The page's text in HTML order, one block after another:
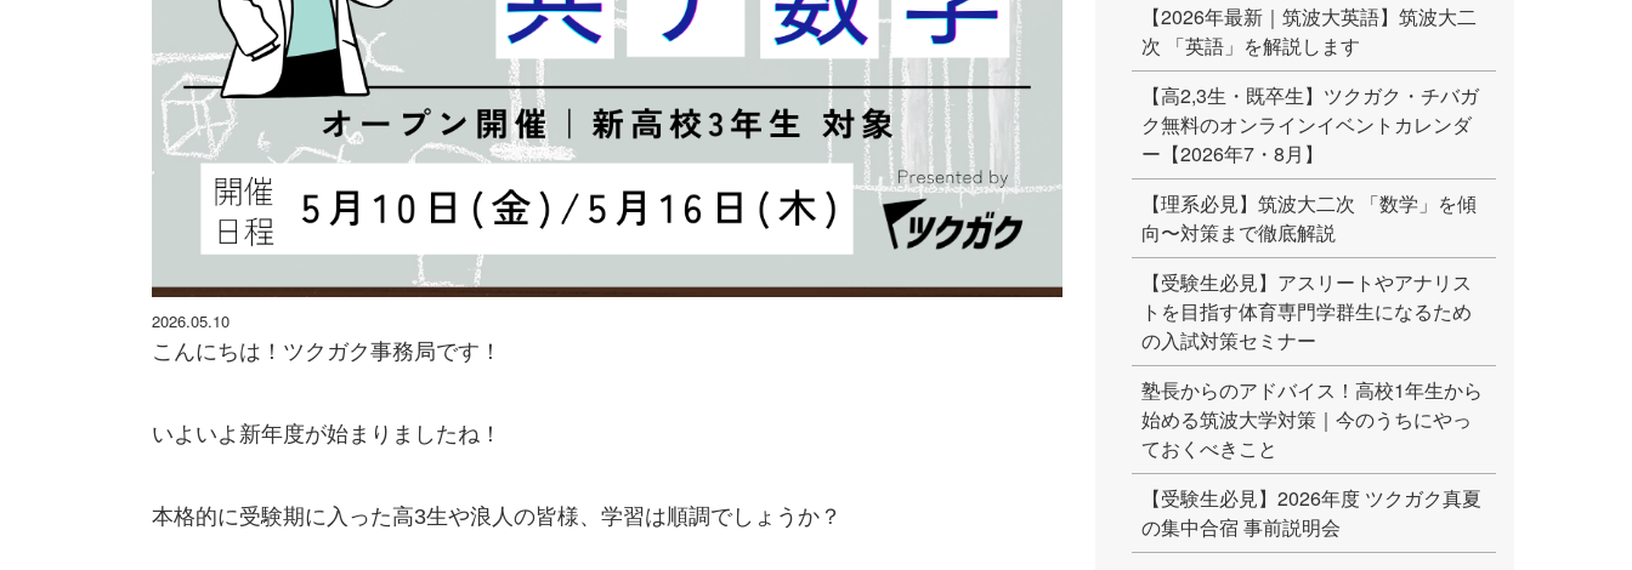
2026.05.10
こんにちは！ツクガク事務局です！
いよいよ新年度が始まりましたね！
本格的に受験期に入った高3生や浪人の皆様、学習は順調でしょうか？
【2026年最新｜筑波大英語】筑波大二
次 「英語」を解説します
【高2,3生・既卒生】ツクガク・チバガ
ク無料のオンラインイベントカレンダ
ー【2026年7・8月】
【理系必見】筑波大二次 「数学」を傾
向〜対策まで徹底解説
【受験生必見】アスリートやアナリス
トを目指す体育専門学群生になるため
の入試対策セミナー
塾長からのアドバイス！高校1年生から
始める筑波大学対策｜今のうちにやっ
ておくべきこと
【受験生必見】2026年度 ツクガク真夏
の集中合宿 事前説明会